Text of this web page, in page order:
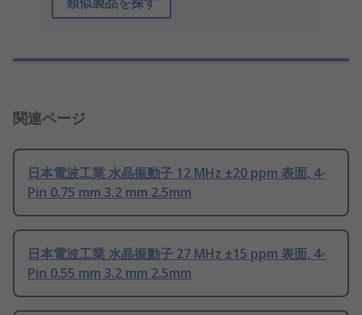
関連ページ
日本電波工業 水晶振動子 12 MHz ±20 ppm 表面, 4-
Pin 0.75 mm 3.2 mm 2.5mm
日本電波工業 水晶振動子 27 MHz ±15 ppm 表面, 4-
Pin 0.55 mm 3.2 mm 2.5mm